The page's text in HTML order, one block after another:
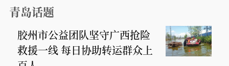
青岛话题
胶州市公益团队坚守广西抢险
救援一线 每日协助转运群众上